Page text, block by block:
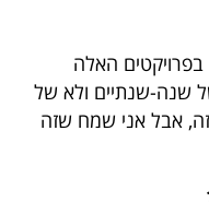
80, אבל לא 10/90. גם בפרויקטים האלה
שנה-שנתיים ולא של
אבל אני שמח שזה